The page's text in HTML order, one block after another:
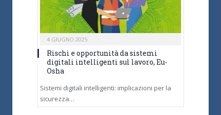
4 GIUGNO 2025
Rischi e opportunità da sistemi
digitali intelligenti sul lavoro, Eu-
Osha
Sistemi digitali intelligenti: implicazioni per la
sicurezza…